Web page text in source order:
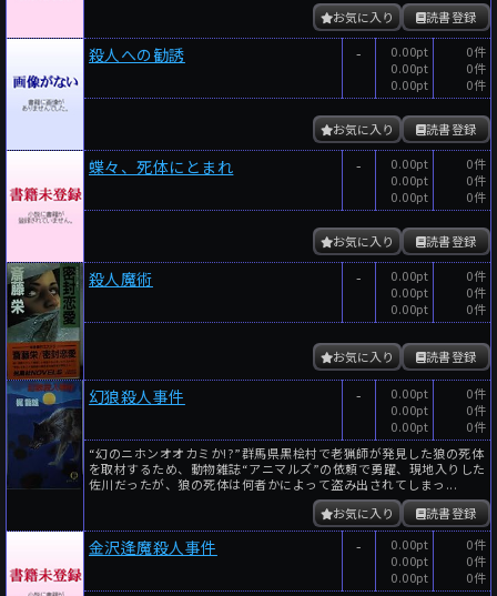
読書登録
お気に入り
殺人への勧誘 -
0.00pt
0.00pt
0.00pt
0件
0件
0件
読書登録
お気に入り
蝶々、死体にとまれ -
0.00pt
0.00pt
0.00pt
0件
0件
0件
読書登録
お気に入り
殺人魔術 -
0.00pt
0.00pt
0.00pt
0件
0件
0件
読書登録
お気に入り
幻狼殺人事件 -
0.00pt
0.00pt
0.00pt
0件
0件
0件
“幻のニホンオオカミか!?”群馬県黒桧村で老猟師が発見した狼の死体
を取材するため、動物雑誌“アニマルズ”の依頼で勇躍、現地入りした
佐川だったが、狼の死体は何者かによって盗み出されてしまっ...
読書登録
お気に入り
金沢逢魔殺人事件 -
0.00pt
0.00pt
0.00pt
0件
0件
0件